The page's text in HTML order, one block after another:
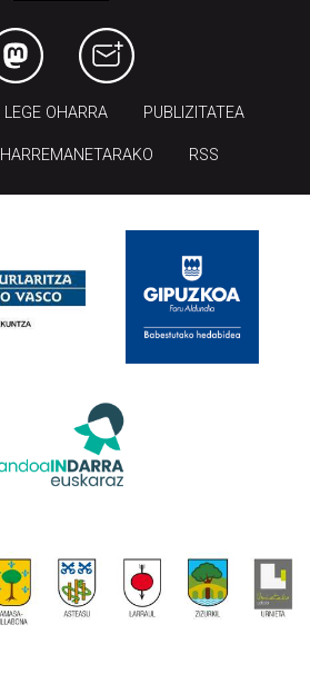
LEGE OHARRA PUBLIZITATEA
HARREMANETARAKO RSS